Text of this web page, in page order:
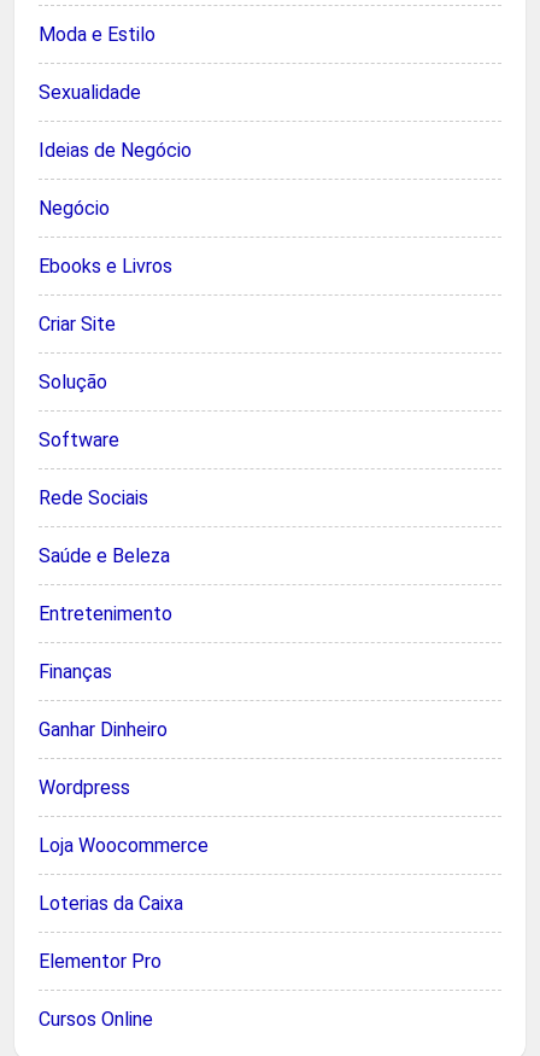
Moda e Estilo
Sexualidade
Ideias de Negócio
Negócio
Ebooks e Livros
Criar Site
Solução
Software
Rede Sociais
Saúde e Beleza
Entretenimento
Finanças
Ganhar Dinheiro
Wordpress
Loja Woocommerce
Loterias da Caixa
Elementor Pro
Cursos Online